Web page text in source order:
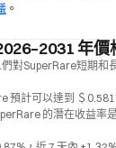
。
年價
對SuperRare短期和
預計可以達到 ＄
的潛在收益率